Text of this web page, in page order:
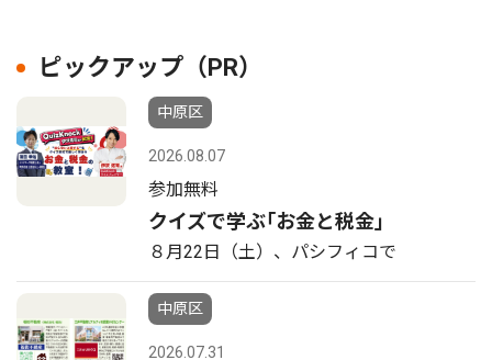
ピックアップ（PR）
中原区
2026.08.07
参加無料
クイズで学ぶ｢お金と税金｣
８月22日（土）、パシフィコで
中原区
2026.07.31